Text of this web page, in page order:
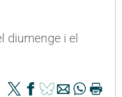
diumenge i el